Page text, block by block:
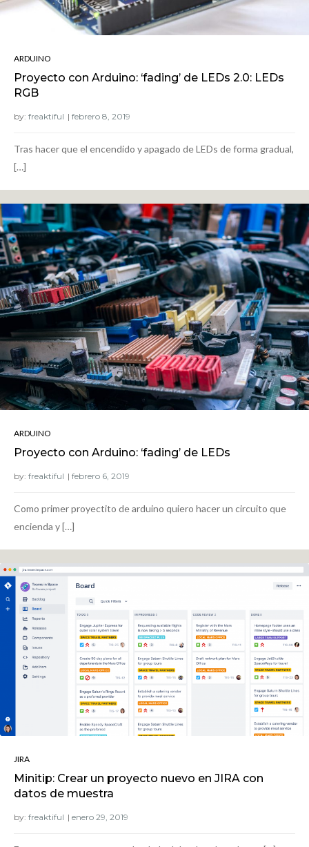
ARDUINO
Proyecto con Arduino: ‘fading’ de LEDs 2.0: LEDs
RGB
by: freaktiful
Tras hacer que el encendido y apagado de LEDs de forma gradual,
[…]
ARDUINO
Proyecto con Arduino: ‘fading’ de LEDs
by: freaktiful
Como primer proyectito de arduino quiero hacer un circuito que
encienda y […]
JIRA
Minitip: Crear un proyecto nuevo en JIRA con
datos de muestra
by: freaktiful